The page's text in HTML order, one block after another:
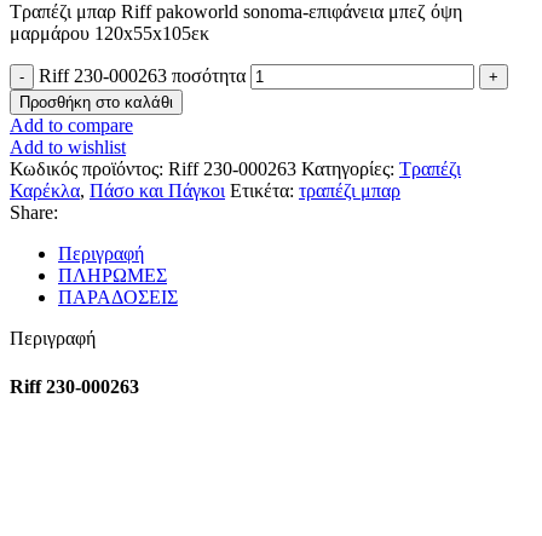
Τραπέζι μπαρ Riff pakoworld sonoma-επιφάνεια μπεζ όψη
μαρμάρου 120x55x105εκ
Riff 230-000263 ποσότητα
Προσθήκη στο καλάθι
Add to compare
Add to wishlist
Κωδικός προϊόντος: Riff 230-000263 Κατηγορίες: Τραπέζι
Καρέκλα, Πάσο και Πάγκοι Ετικέτα: τραπέζι μπαρ
Share:
Περιγραφή
ΠΛΗΡΩΜΕΣ
ΠΑΡΑΔΟΣΕΙΣ
Περιγραφή
Riff 230-000263